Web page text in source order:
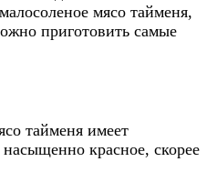
мясо тайменя,
приготовить самые
тайменя имеет
красное, скорее